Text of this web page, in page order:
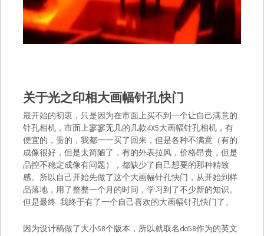
关于光之印相大画幅针孔快门
最开始的初衷，只是因为在市面上买不到一个让自己满意的
针孔相机，市面上寥寥无几的几款4X5大画幅针孔相机，有
便宜的，贵的，我都一一买了回来，但是各种不满意（有的
成像很好，但是太简陋了，有的外表拉风，价格昂贵，但是
品控不稳定成像有问题），都缺少了自己想要的那种精致
感。所以自己开始先做了这个大画幅针孔快门，从开始到样
品落地，用了整整一个月的时间，学习到了不少新的知识。
但是最终 我终于有了一个自己喜欢的大画幅针孔快门了。
因为设计稿做了大小58个版本，所以就取名do58作为的英文